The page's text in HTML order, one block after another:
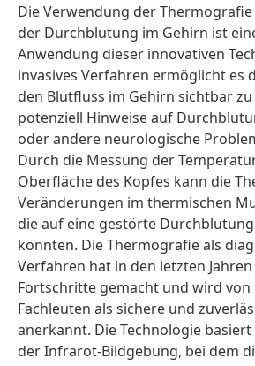
Die Verwendung der
der Durchblutung im Gehirn ist
Anwendung dieser innovativen
invasives Verfahren ermöglicht es
den Blutfluss im Gehirn sichtbar
potenziell Hinweise auf
oder andere neurologische
Durch die Messung der
Oberfläche des Kopfes kann die
Veränderungen im thermischen
die auf eine gestörte
könnten. Die Thermografie als
Verfahren hat in den letzten
Fortschritte gemacht und wird von
Fachleuten als sichere und
anerkannt. Die Technologie
der Infrarot-Bildgebung, bei dem